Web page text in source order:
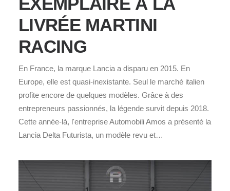
LIVRÉE MARTINI
RACING
En France, la marque Lancia a disparu en 2015. En
Europe, elle est quasi-inexistante. Seul le marché italien
profite encore de quelques modèles. Grâce à des
entrepreneurs passionnés, la légende survit depuis 2018.
Cette année-là, l'entreprise Automobili Amos a présenté la
Lancia Delta Futurista, un modèle revu et…